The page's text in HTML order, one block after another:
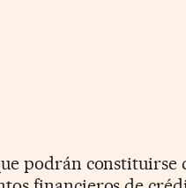
podrán constituirse